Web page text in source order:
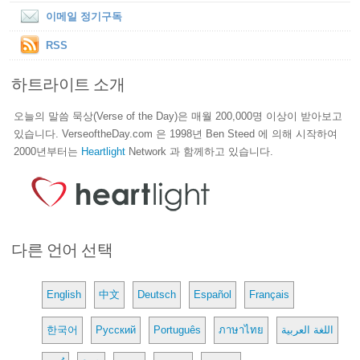
이메일 정기구독
RSS
하트라이트 소개
오늘의 말씀 묵상(Verse of the Day)은 매월 200,000명 이상이 받아보고
있습니다. VerseoftheDay.com 은 1998년 Ben Steed 에 의해 시작하여
2000년부터는 Heartlight Network 과 함께하고 있습니다.
다른 언어 선택
English 中文 Deutsch Español Français
한국어 Русский Português ภาษาไทย اللغة العربية